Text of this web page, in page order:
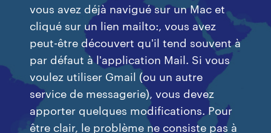
vous avez déjà navigué sur un Mac et
cliqué sur un lien mailto:, vous avez
peut-être découvert qu'il tend souvent à
par défaut à l'application Mail. Si vous
voulez utiliser Gmail (ou un autre
service de messagerie), vous devez
apporter quelques modifications. Pour
être clair, le problème ne consiste pas à